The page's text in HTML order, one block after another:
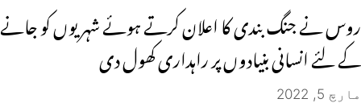
روس نے جنگ بندی کا اعلان کرتے ہوئے شہریوں کو جانے
کے لئے انسانی بنیادوں پر راہداری کھول دی
مارچ 5, 2022